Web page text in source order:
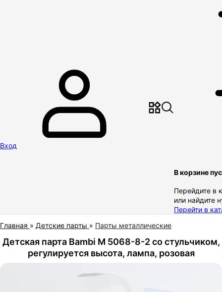
Вход
В корзине
Перейдите в
или найдите
Перейти в
Главная » Детские парты » Парты металлические
Детская парта Bambi M 5068-8-2 со стульчиком,
регулируется высота, лампа, розовая